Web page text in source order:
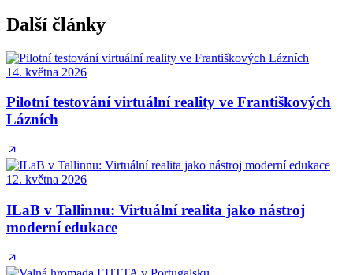
Další články
14. května 2026
Pilotní testování virtuální reality ve Františkových
Lázních
12. května 2026
ILaB v Tallinnu: Virtuální realita jako nástroj
moderní edukace